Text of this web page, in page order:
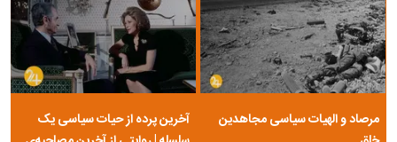
مرصاد و الهیات سیاسی مجاهدین
آخرین پرده از حیات سیاسی یک